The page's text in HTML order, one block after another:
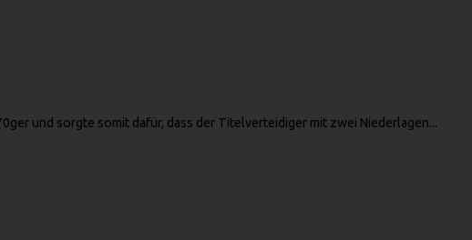
und sorgte somit dafür, dass der Titelverteidiger mit zwei Niederlagen...